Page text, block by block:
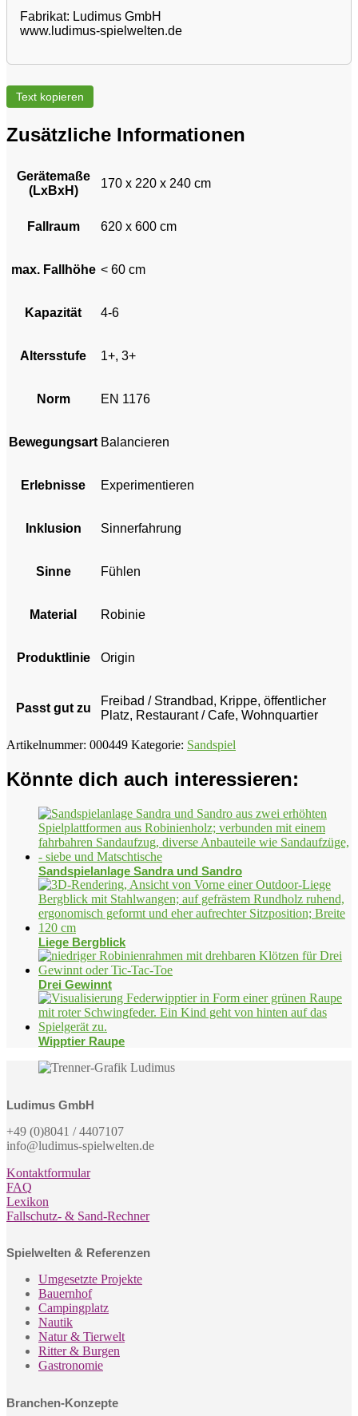
Fabrikat: Ludimus GmbH
www.ludimus-spielwelten.de
Text kopieren
Zusätzliche Informationen
Gerätemaße
(LxBxH)
170 x 220 x 240 cm
Fallraum 620 x 600 cm
max. Fallhöhe < 60 cm
Kapazität 4-6
Altersstufe 1+, 3+
Norm EN 1176
Bewegungsart Balancieren
Erlebnisse Experimentieren
Inklusion Sinnerfahrung
Sinne Fühlen
Material Robinie
Produktlinie Origin
Passt gut zu
Freibad / Strandbad, Krippe, öffentlicher
Platz, Restaurant / Cafe, Wohnquartier
Artikelnummer: 000449 Kategorie: Sandspiel
Könnte dich auch interessieren:
Sandspielanlage Sandra und Sandro
Liege Bergblick
Drei Gewinnt
Wipptier Raupe
Ludimus GmbH
+49 (0)8041 / 4407107
info@ludimus-spielwelten.de
Kontaktformular
FAQ
Lexikon
Fallschutz- & Sand-Rechner
Spielwelten & Referenzen
Umgesetzte Projekte
Bauernhof
Campingplatz
Nautik
Natur & Tierwelt
Ritter & Burgen
Gastronomie
Branchen-Konzepte